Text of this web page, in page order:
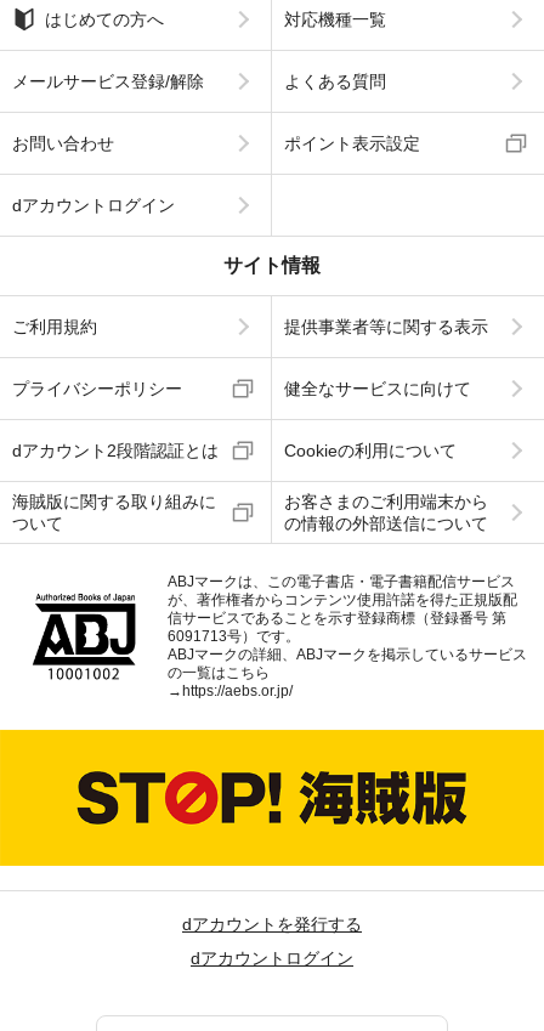
はじめての方へ 対応機種一覧
メールサービス登録/解除 よくある質問
お問い合わせ ポイント表示設定
dアカウントログイン
サイト情報
ご利用規約 提供事業者等に関する表示
プライバシーポリシー 健全なサービスに向けて
dアカウント2段階認証とは Cookieの利用について
海賊版に関する取り組みに
ついて
お客さまのご利用端末から
の情報の外部送信について
ABJマークは、この電子書店・電子書籍配信サービス
が、著作権者からコンテンツ使用許諾を得た正規版配
信サービスであることを示す登録商標（登録番号 第
6091713号）です。
ABJマークの詳細、ABJマークを掲示しているサービス
の一覧はこちら
→https://aebs.or.jp/
dアカウントを発行する
dアカウントログイン